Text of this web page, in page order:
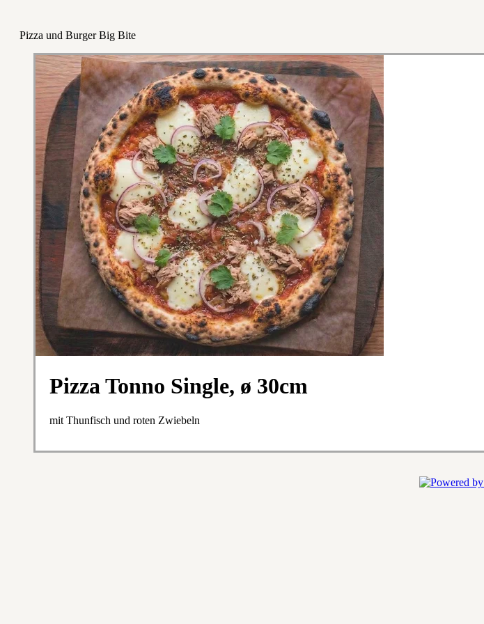
Pizza und Burger Big Bite
Pizza Tonno Single, ø 30cm
mit Thunfisch und roten Zwiebeln